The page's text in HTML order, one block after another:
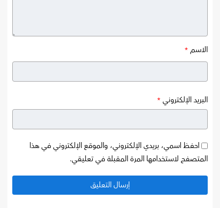
الاسم *
البريد الإلكتروني *
احفظ اسمي، بريدي الإلكتروني، والموقع الإلكتروني في هذا
المتصفح لاستخدامها المرة المقبلة في تعليقي.